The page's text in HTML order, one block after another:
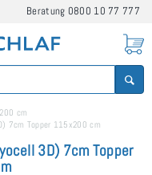
Beratung 0800 10 77 777
cm
7cm Topper 115x200 cm
3D) 7cm Topper